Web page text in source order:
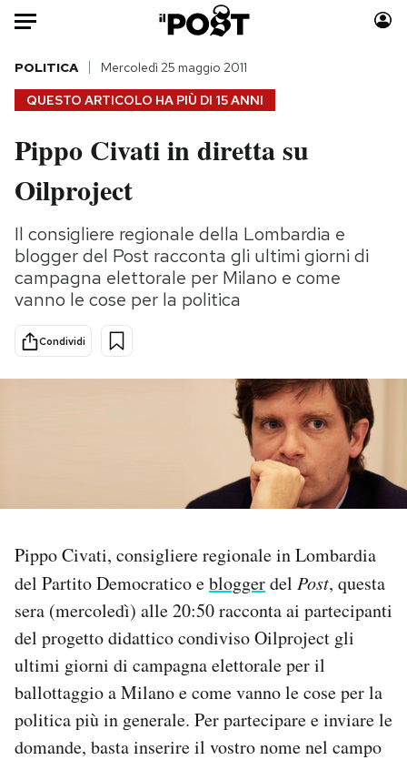
Auto
HOME
Italia
Politica
Tecnologia
Internet
Scienza
Cultura
Economia
Moda
Storie/Idee
Ok Boomer!
Media
Europa
I MIEI PREFERITI
SHOP
CALENDARIO
AREA PERSONALE
QUESTO ARTICOLO HA PIÙ DI 15 ANNI
POLITICA Mercoledì 25 maggio 2011
Pippo Civati in diretta su
Oilproject
Il consigliere regionale della Lombardia e
blogger del Post racconta gli ultimi giorni di
campagna elettorale per Milano e come
vanno le cose per la politica
Condividi
Pippo Civati, consigliere regionale in Lombardia
del Partito Democratico ebloggerdel Post, questa
sera (mercoledì) alle 20:50 racconta ai partecipanti
del progetto didattico condiviso Oilproject gli
ultimi giorni di campagna elettorale per il
ballottaggio a Milano e come vanno le cose per la
politica più in generale. Per partecipare e inviare le
domande, basta inserire il vostro nome nel campo